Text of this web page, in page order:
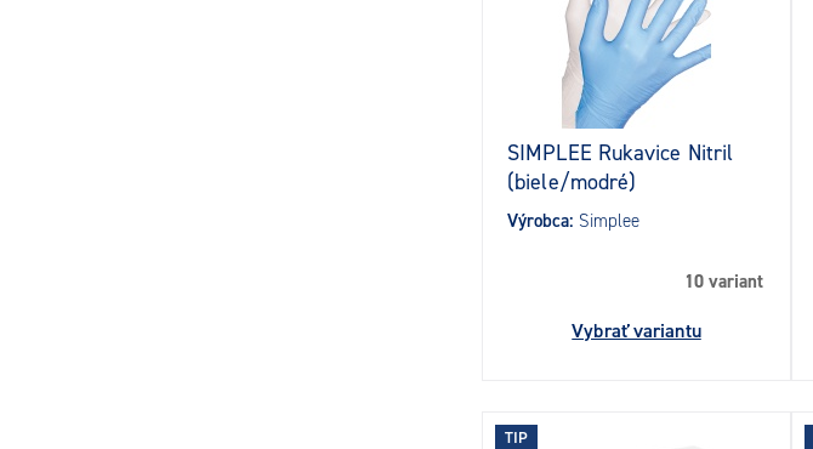
SIMPLEE Rukavice Nitril
(biele/modré)
Výrobca: Simplee
10 variant
Vybrať variantu
TIP